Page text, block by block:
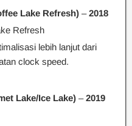
Lake Refresh) –2018
Refresh
lebih lanjut dari
clock speed.
Lake/Ice Lake) –2019